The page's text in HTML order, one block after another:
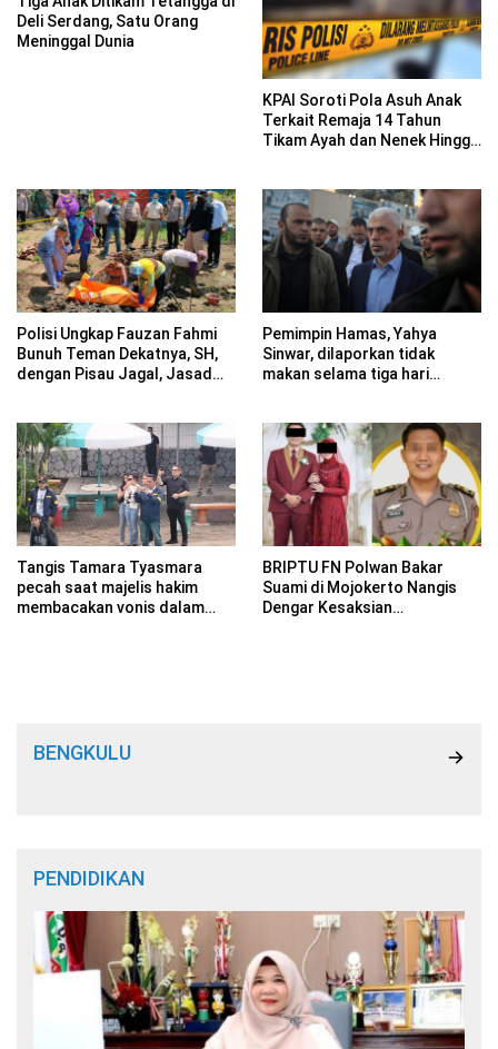
Deli Serdang, Satu Orang
Meninggal Dunia
KPAI Soroti Pola Asuh Anak
Terkait Remaja 14 Tahun
Tikam Ayah dan Nenek Hingga
Polisi Ungkap Fauzan Fahmi
Bunuh Teman Dekatnya, SH,
dengan Pisau Jagal, Jasad
Pemimpin Hamas, Yahya
Sinwar, dilaporkan tidak
makan selama tiga hari
Tangis Tamara Tyasmara
pecah saat majelis hakim
membacakan vonis dalam
BRIPTU FN Polwan Bakar
Suami di Mojokerto Nangis
Dengar Kesaksian
BENGKULU
PENDIDIKAN